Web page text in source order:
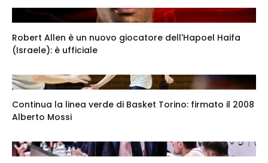
Robert Allen è un nuovo giocatore dell'Hapoel Haifa
(Israele): è ufficiale
Continua la linea verde di Basket Torino: firmato il 2008
Alberto Mossi